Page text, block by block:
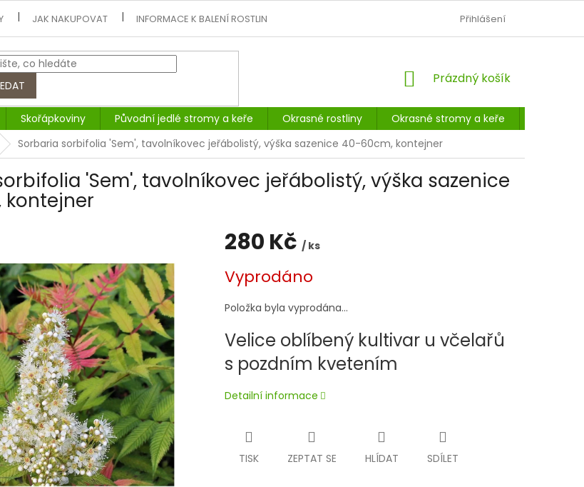
JAK NAKUPOVAT INFORMACE K BALENÍ ROSTLIN PODMÍNKY OCHRANY OSOBNÍCH
Přihlášení
NÁKUPNÍ
Prázdný košík
Skořápkoviny Původní jedlé stromy a keře Okrasné rostliny Okrasné stromy a keře
Sorbaria sorbifolia 'Sem', tavolníkovec jeřábolistý, výška sazenice 40-60cm, kontejner
'Sem', tavolníkovec jeřábolistý, výška sazenice
280 Kč / ks
cena:
Vyprodáno
Položka byla vyprodána…
Velice oblíbený kultivar u včelařů
s pozdním kvetením
Detailní informace
TISK ZEPTAT SE HLÍDAT SDÍLET